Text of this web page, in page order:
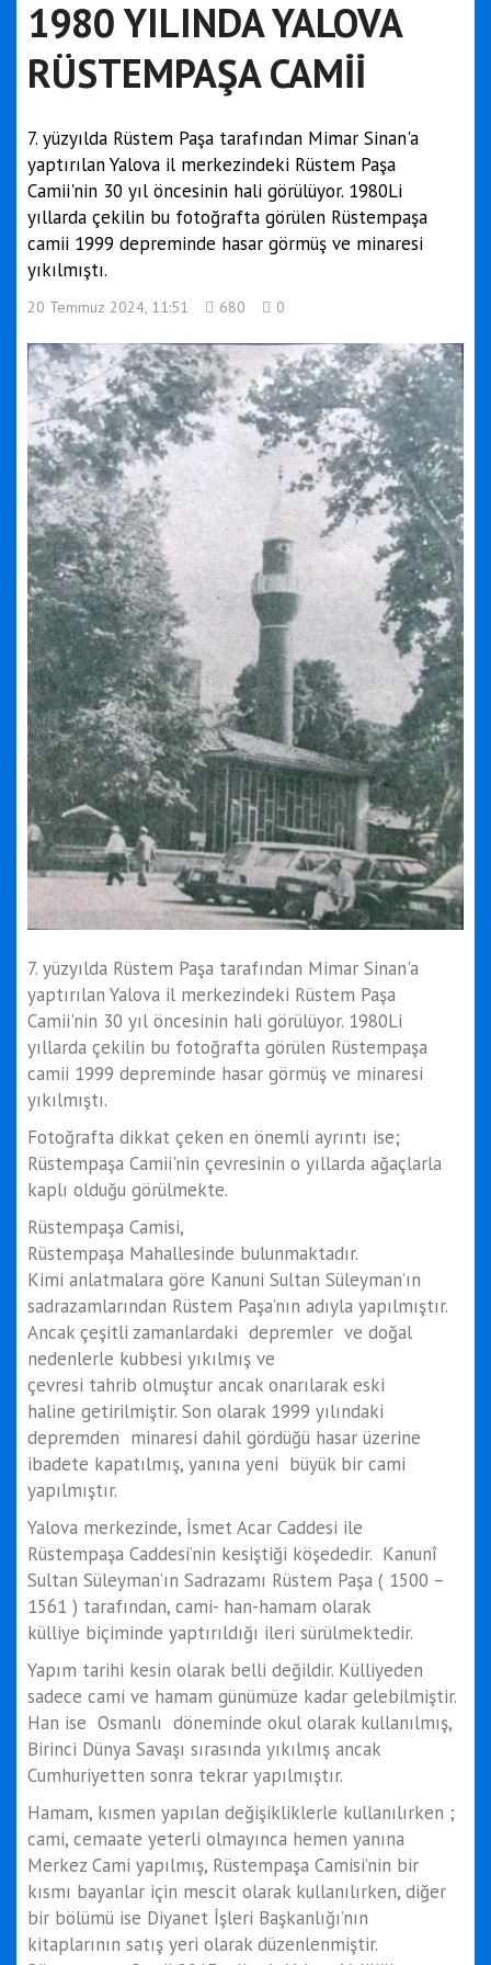
1980 YILINDA YALOVA
RÜSTEMPAŞA CAMİİ
7. yüzyılda Rüstem Paşa tarafından Mimar Sinan'a
yaptırılan Yalova il merkezindeki Rüstem Paşa
Camii'nin 30 yıl öncesinin hali görülüyor. 1980Li
yıllarda çekilin bu fotoğrafta görülen Rüstempaşa
camii 1999 depreminde hasar görmüş ve minaresi
yıkılmıştı.
20 Temmuz 2024, 11:51 680 0
7. yüzyılda Rüstem Paşa tarafından Mimar Sinan'a
yaptırılan Yalova il merkezindeki Rüstem Paşa
Camii'nin 30 yıl öncesinin hali görülüyor. 1980Li
yıllarda çekilin bu fotoğrafta görülen Rüstempaşa
camii 1999 depreminde hasar görmüş ve minaresi
yıkılmıştı.
Fotoğrafta dikkat çeken en önemli ayrıntı ise;
Rüstempaşa Camii'nin çevresinin o yıllarda ağaçlarla
kaplı olduğu görülmekte.
Rüstempaşa Camisi,
Rüstempaşa Mahallesinde bulunmaktadır.
Kimi anlatmalara göre Kanuni Sultan Süleyman’ın
sadrazamlarından Rüstem Paşa’nın adıyla yapılmıştır.
Ancak çeşitli zamanlardaki depremler ve doğal
nedenlerle kubbesi yıkılmış ve
çevresi tahrib olmuştur ancak onarılarak eski
haline getirilmiştir. Son olarak 1999 yılındaki
depremden minaresi dahil gördüğü hasar üzerine
ibadete kapatılmış, yanına yeni büyük bir cami
yapılmıştır.
Yalova merkezinde, İsmet Acar Caddesi ile
Rüstempaşa Caddesi’nin kesiştiği köşededir. Kanunî
Sultan Süleyman’ın Sadrazamı Rüstem Paşa ( 1500 –
1561 ) tarafından, cami- han-hamam olarak
külliye biçiminde yaptırıldığı ileri sürülmektedir.
Yapım tarihi kesin olarak belli değildir. Külliyeden
sadece cami ve hamam günümüze kadar gelebilmiştir.
Han ise Osmanlı döneminde okul olarak kullanılmış,
Birinci Dünya Savaşı sırasında yıkılmış ancak
Cumhuriyetten sonra tekrar yapılmıştır.
Hamam, kısmen yapılan değişikliklerle kullanılırken ;
cami, cemaate yeterli olmayınca hemen yanına
Merkez Cami yapılmış, Rüstempaşa Camisi’nin bir
kısmı bayanlar için mescit olarak kullanılırken, diğer
bir bölümü ise Diyanet İşleri Başkanlığı’nın
kitaplarının satış yeri olarak düzenlenmiştir.